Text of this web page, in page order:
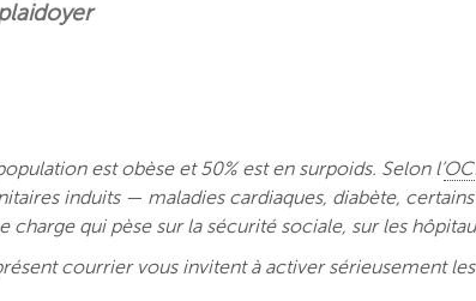
est obèse et 50% est en surpoids. Selon l’
induits — maladies cardiaques, diabète,
charge qui pèse sur la sécurité sociale, sur les
courrier vous invitent à activer sérieusement